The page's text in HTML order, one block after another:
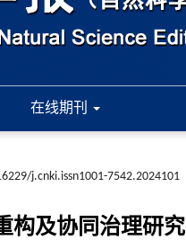
在线期刊
j.cnki.issn1001-7542.2024101
构及协同治理研究